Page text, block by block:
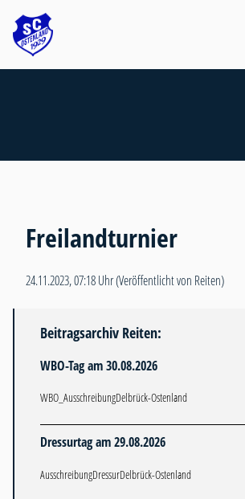
Freilandturnier
24.11.2023, 07:18 Uhr(Veröffentlicht von Reiten)
Beitragsarchiv Reiten:
WBO-Tag am 30.08.2026
WBO_AusschreibungDelbrück-Ostenland
Dressurtag am 29.08.2026
AusschreibungDressurDelbrück-Ostenland